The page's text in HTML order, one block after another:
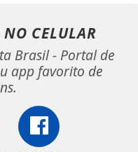
NO CELULAR
Brasil - Portal de
app favorito de